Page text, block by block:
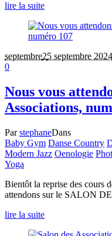
lire la suite
septembre25 septembre 2024
0
Nous vous
Associations,
ParstephaneDans
Baby Gym Danse Country
Modern Jazz Oenologie
Yoga
Bientôt la reprise des cours
attendons sur le SALON
lire la suite